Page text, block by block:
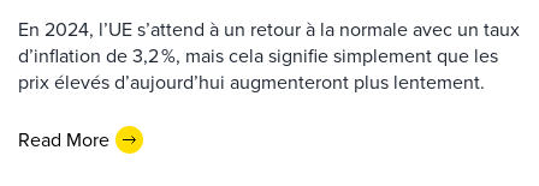
En 2024, l’UE s’attend à un retour à la normale avec un taux
d’inflation de 3,2 %, mais cela signifie simplement que les
prix élevés d’aujourd’hui augmenteront plus lentement.
Read More